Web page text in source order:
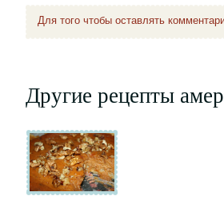
Для того чтобы оставлять
Другие рецепты